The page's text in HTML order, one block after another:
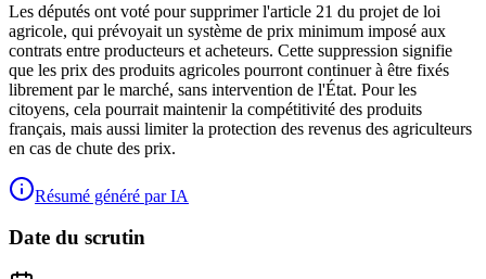
Les députés ont voté pour supprimer l'article 21 du projet de loi
agricole, qui prévoyait un système de prix minimum imposé aux
contrats entre producteurs et acheteurs. Cette suppression signifie
que les prix des produits agricoles pourront continuer à être fixés
librement par le marché, sans intervention de l'État. Pour les
citoyens, cela pourrait maintenir la compétitivité des produits
français, mais aussi limiter la protection des revenus des agriculteurs
en cas de chute des prix.
Résumé généré par IA
Date du scrutin